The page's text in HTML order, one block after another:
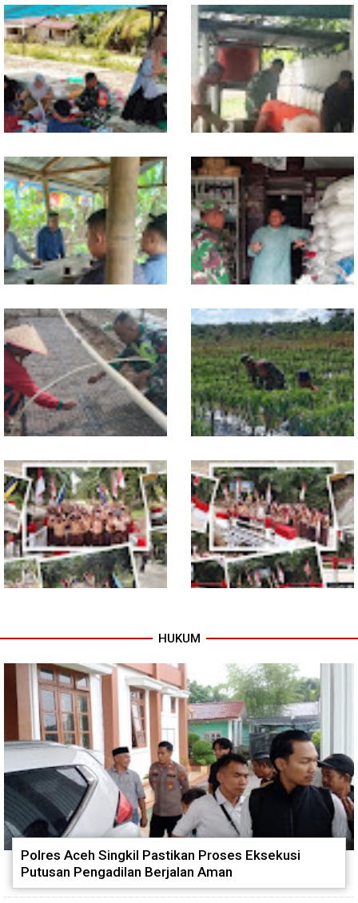
Dari Pasar Mingguan, Babinsa
Pantau Sembako dan Jaga
Kondusivitas Wilayah
Babinsa Ajak Warga Bergerak,
Penampungan Air Masjid Al
Hikmah Dibersihkan
Jelang Seleksi Komcad, Plh.
Pasiter Kodim
0118/Subulussalam Bekali
Pemuda dengan Motivasi
Komsos dengan Pedagang,
Babinsa Rundeng Cek
Ketersediaan Pupuk bagi
Petani
Dukung Petani, Babinsa Turun
Langsung Semai Bibit
Semangka di Sikalondang
Babinsa Dampingi Petani
Rawat Cabai, Dukung
Ketahanan Pangan
Tuntas Dibangun, Jembatan
Teladan Baru–Kuala Kepeng
TNI dan Warga Tuntaskan
Ekonomi Kian Terbuka
HUKUM
Polres Aceh Singkil Pastikan Proses Eksekusi
Putusan Pengadilan Berjalan Aman